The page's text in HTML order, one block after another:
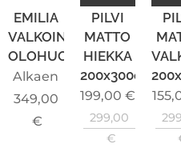
EMILIA
VALKOINEN
OLOHUONEENMATTO
Alkaen
349,00
€
PILVI
MATTO
HIEKKA
200x300cm
199,00 €
299,00
€